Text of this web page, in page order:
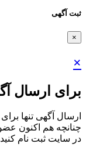
ثبت آگهی
×
×
برای ارسال
ارسال آگهی تنها
چنانچه هم‌ اکنون
در سایت ثبت نام کنید